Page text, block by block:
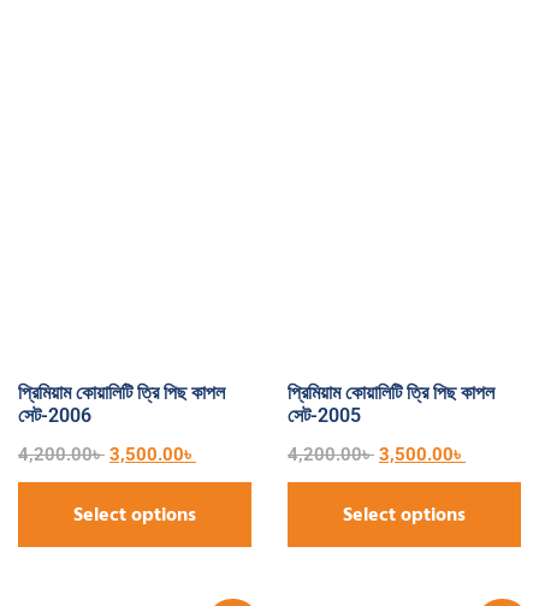
প্রিমিয়াম কোয়ালিটি ত্রি পিছ কাপল
সেট-2006
4,200.00৳ 3,500.00৳
Select options
প্রিমিয়াম কোয়ালিটি ত্রি পিছ কাপল
সেট-2005
4,200.00৳ 3,500.00৳
Select options